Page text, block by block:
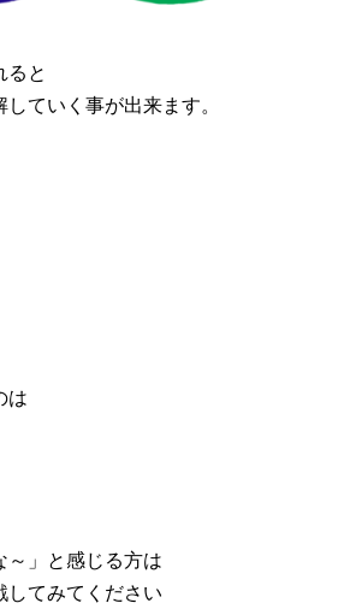
ると
ていく事が出来ます。
は
～」と感じる方は
してみてください